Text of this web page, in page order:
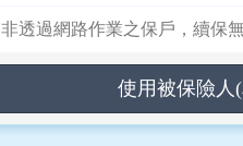
非透過網路作業之保戶，續保
使用被保險人